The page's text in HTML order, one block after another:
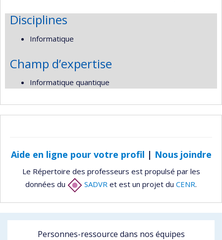
Disciplines
Informatique
Champ d’expertise
Informatique quantique
Aide en ligne pour votre profil | Nous joindre
Le Répertoire des professeurs est propulsé par les
données du
SADVR et est un projet du CENR.
Personnes-ressource dans nos équipes